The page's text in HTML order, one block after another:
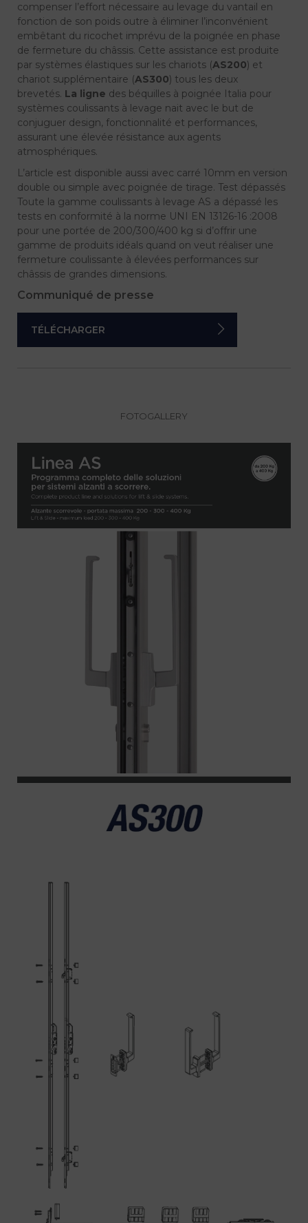
compenser l’effort nécessaire au levage du vantail en
fonction de son poids outre à éliminer l’inconvénient
embêtant du ricochet imprévu de la poignée en phase
de fermeture du châssis. Cette assistance est produite
par systèmes élastiques sur les chariots (AS200) et
chariot supplémentaire (AS300) tous les deux
brevetés. La ligne des béquilles à poignée Italia pour
systèmes coulissants à levage nait avec le but de
conjuguer design, fonctionnalité et performances,
assurant une élevée résistance aux agents
atmosphériques.
L’article est disponible aussi avec carré 10mm en version
double ou simple avec poignée de tirage. Test dépassés
Toute la gamme coulissants à levage AS a dépassé les
tests en conformité à la norme UNI EN 13126-16 :2008
pour une portée de 200/300/400 kg si d’offrir une
gamme de produits idéals quand on veut réaliser une
fermeture coulissante à élevées performances sur
châssis de grandes dimensions.
Communiqué de presse
TÉLÉCHARGER
FOTOGALLERY